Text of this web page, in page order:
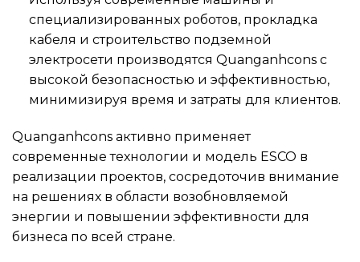
специализированных роботов, прокладка
кабеля и строительство подземной
электросети производятся Quanganhcons с
высокой безопасностью и эффективностью,
минимизируя время и затраты для клиентов.
Quanganhcons активно применяет
современные технологии и модель ESCO в
реализации проектов, сосредоточив внимание
на решениях в области возобновляемой
энергии и повышении эффективности для
бизнеса по всей стране.